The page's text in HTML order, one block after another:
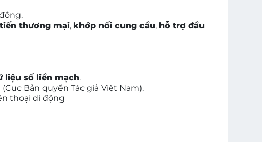
thương mại, khớp nối cung cầu, hỗ trợ đầu
liệu số liền mạch.
Bản quyền Tác giả Việt Nam).
thoại di động